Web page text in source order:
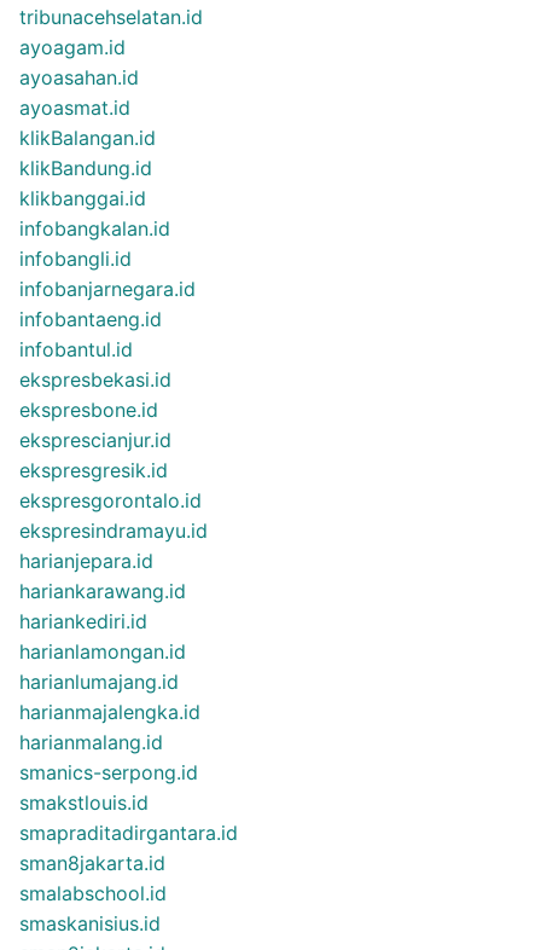
tribunacehselatan.id
ayoagam.id
ayoasahan.id
ayoasmat.id
klikBalangan.id
klikBandung.id
klikbanggai.id
infobangkalan.id
infobangli.id
infobanjarnegara.id
infobantaeng.id
infobantul.id
ekspresbekasi.id
ekspresbone.id
eksprescianjur.id
ekspresgresik.id
ekspresgorontalo.id
ekspresindramayu.id
harianjepara.id
hariankarawang.id
hariankediri.id
harianlamongan.id
harianlumajang.id
harianmajalengka.id
harianmalang.id
smanics-serpong.id
smakstlouis.id
smapraditadirgantara.id
sman8jakarta.id
smalabschool.id
smaskanisius.id